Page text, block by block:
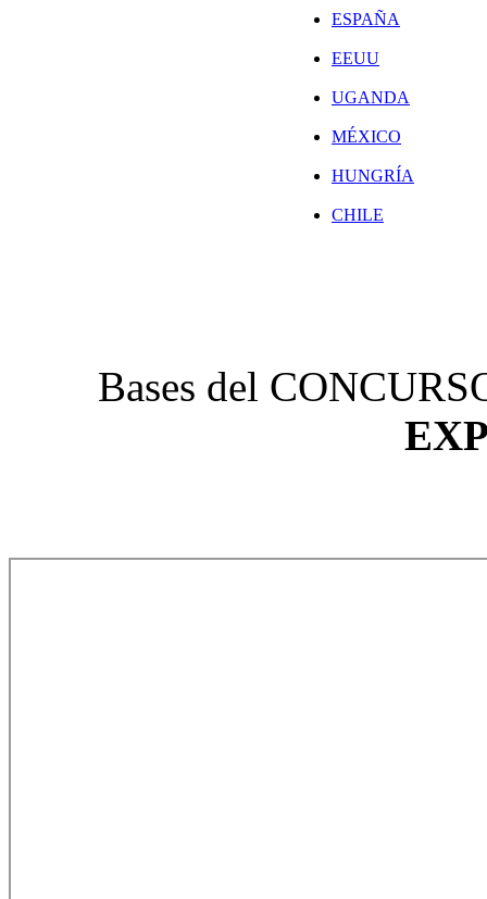
ESPAÑA
EEUU
UGANDA
MÉXICO
HUNGRÍA
CHILE
Bases del